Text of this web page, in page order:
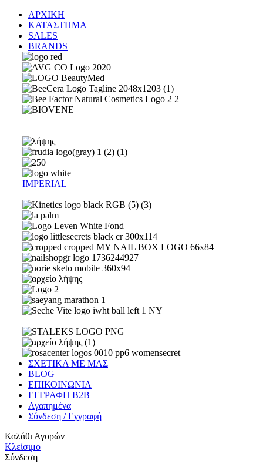
ΑΡΧΙΚΗ
ΚΑΤΑΣΤΗΜΑ
SALES
BRANDS
IMPERIAL
ΣΧΕΤΙΚΑ ΜΕ ΜΑΣ
BLOG
ΕΠΙΚΟΙΝΩΝΙΑ
ΕΓΓΡΑΦΗ Β2Β
Αγαπημένα
Σύνδεση / Εγγραφή
Καλάθι Αγορών
Κλείσιμο
Σύνδεση